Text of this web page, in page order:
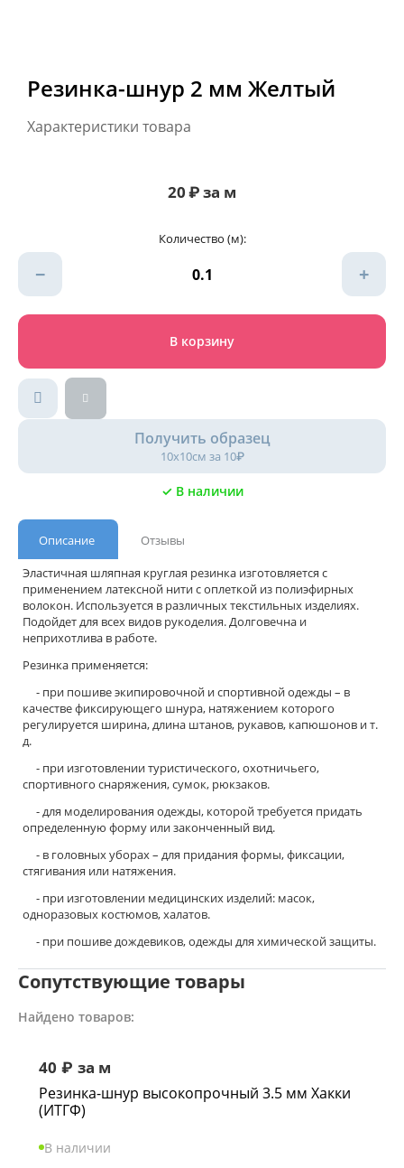
Резинка-шнур 2 мм Желтый
Характеристики товара
20₽за м
Количество (м):
− +
В корзину
Получить образец
10х10см за 10₽
✓ В наличии
Описание
Отзывы
Эластичная шляпная круглая резинка изготовляется с
применением латексной нити с оплеткой из полиэфирных
волокон. Используется в различных текстильных изделиях.
Подойдет для всех видов рукоделия. Долговечна и
неприхотлива в работе.
Резинка применяется:
- при пошиве экипировочной и спортивной одежды – в
качестве фиксирующего шнура, натяжением которого
регулируется ширина, длина штанов, рукавов, капюшонов и т.
д.
- при изготовлении туристического, охотничьего,
спортивного снаряжения, сумок, рюкзаков.
- для моделирования одежды, которой требуется придать
определенную форму или законченный вид.
- в головных уборах – для придания формы, фиксации,
стягивания или натяжения.
- при изготовлении медицинских изделий: масок,
одноразовых костюмов, халатов.
- при пошиве дождевиков, одежды для химической защиты.
Сопутствующие товары
Найдено товаров:
40 ₽ за м
Резинка-шнур высокопрочный 3.5 мм Хакки
(ИТГФ)
В наличии